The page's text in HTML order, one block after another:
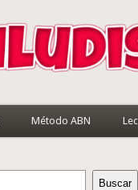
Método ABN
Buscar